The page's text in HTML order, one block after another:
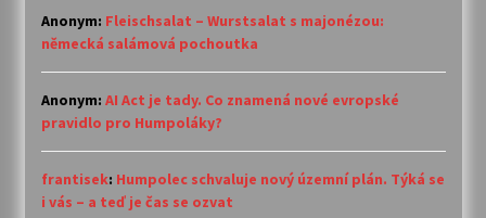
Anonym: Fleischsalat – Wurstsalat s majonézou:
německá salámová pochoutka
Anonym: AI Act je tady. Co znamená nové evropské
pravidlo pro Humpoláky?
frantisek: Humpolec schvaluje nový územní plán. Týká se
i vás – a teď je čas se ozvat